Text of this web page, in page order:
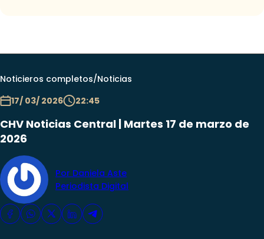
Noticieros completos/Noticias
17/ 03/ 2026
22:45
CHV Noticias Central | Martes 17 de marzo de
2026
Por Daniela Aste
Periodista Digital